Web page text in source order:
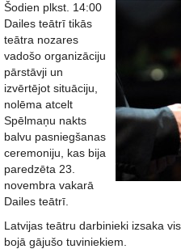
Šodien plkst. 14:00
Dailes teātrī tikās
teātra nozares
vadošo organizāciju
pārstāvji un
izvērtējot situāciju,
nolēma atcelt
Spēlmaņu nakts
balvu pasniegšanas
ceremoniju, kas bija
paredzēta 23.
novembra vakarā
Dailes teātrī.
Latvijas teātru darbinieki izsaka
bojā gājušo tuviniekiem.